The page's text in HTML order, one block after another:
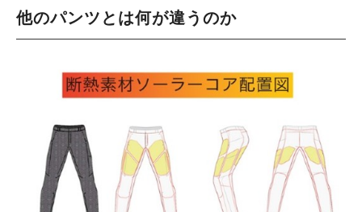
他のパンツとは何が違うのか